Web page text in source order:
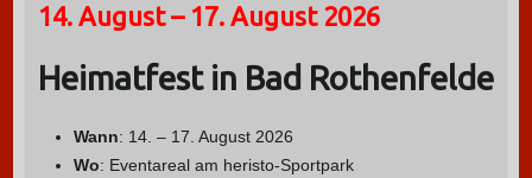
14. August – 17. August 2026
Heimatfest in Bad Rothenfelde
Wann: 14. – 17. August 2026
Wo: Eventareal am heristo-Sportpark